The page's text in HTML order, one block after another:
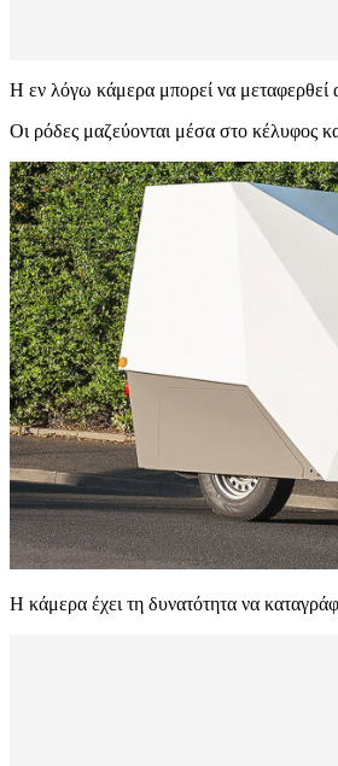
Η εν λόγω κάμερα μπορεί να μεταφερθεί
Οι ρόδες μαζεύονται μέσα στο κέλυφος
Η κάμερα έχει τη δυνατότητα να